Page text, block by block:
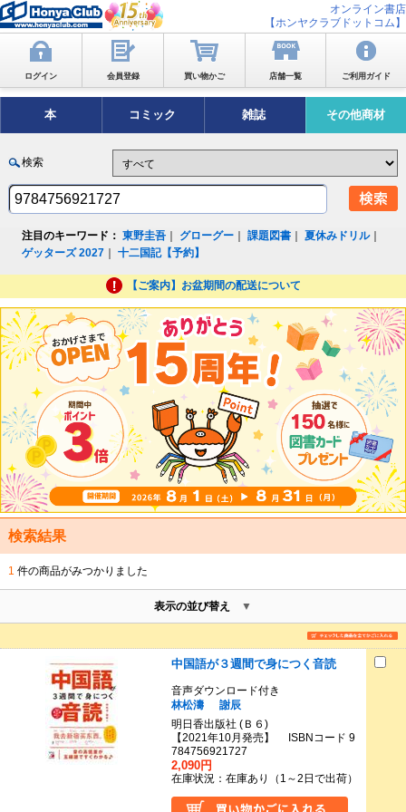
オンライン書店
【ホンヤクラブドットコム】
ログイン 会員登録 買い物かご 店舗一覧 ご利用ガイド
本 コミック 雑誌 その他商材
検索
注目のキーワード： 東野圭吾 グローグー ｜課題図書 ｜夏休みドリル｜
ゲッターズ 2027 ｜十二国記【予約】
【ご案内】お盆期間の配送について
検索結果
1 件の商品がみつかりました
表示の並び替え
中国語が３週間で身につく音読
音声ダウンロード付き
林松濤
謝辰
明日香出版社 (Ｂ６)
【2021年10月発売】 ISBNコード 9
784756921727
2,090円
在庫状況：在庫あり（1～2日で出荷）